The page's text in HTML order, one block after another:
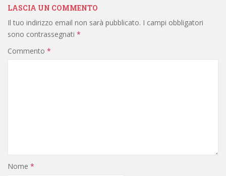
LASCIA UN COMMENTO
Il tuo indirizzo email non sarà pubblicato. I campi obbligatori
sono contrassegnati *
Commento *
Nome *